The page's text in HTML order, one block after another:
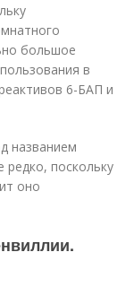
большое
в
6-БАП и
названием
редко, поскольку
оно